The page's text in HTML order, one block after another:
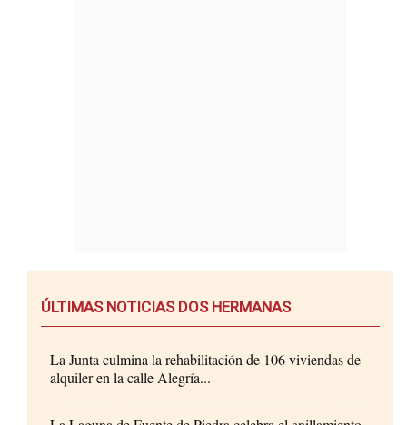
ÚLTIMAS NOTICIAS DOS HERMANAS
La Junta culmina la rehabilitación de 106 viviendas de
alquiler en la calle Alegría...